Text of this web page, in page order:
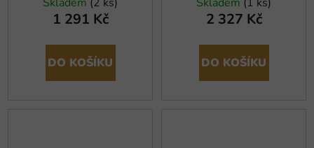
Skladem (2 ks)
1 291 Kč
DO KOŠÍKU
Skladem (1 ks)
2 327 Kč
DO KOŠÍKU